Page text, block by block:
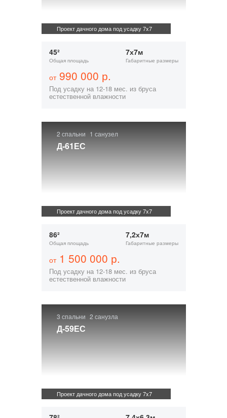
Проект дачного дома под усадку 7x7
45²
Общая площадь
7х7м
Габаритные размеры
от990 000 р.
Под усадку на 12-18 мес. из бруса
естественной влажности
2 спальни 1 санузел
Д-61ЕС
Проект дачного дома под усадку 7x7
86²
Общая площадь
7,2х7м
Габаритные размеры
от1 500 000 р.
Под усадку на 12-18 мес. из бруса
естественной влажности
3 спальни 2 санузла
Д-59ЕС
Проект дачного дома под усадку 7x7